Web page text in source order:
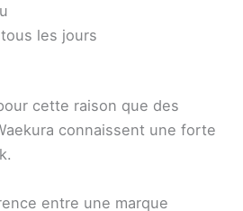
les jours
cette raison que des
connaissent une forte
entre une marque